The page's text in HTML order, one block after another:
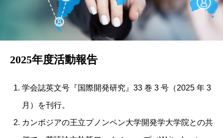
2025年度活動報告
学会誌英⽂号『国際開発研究』33 巻 3 号（2025 年 3
⽉）を刊⾏。
カンボジアの王⽴プノンペン⼤学開発学⼤学院との共